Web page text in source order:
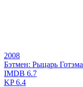
2008
Бэтмен: Рыцарь Готэма
IMDB 6.7
KP6.4